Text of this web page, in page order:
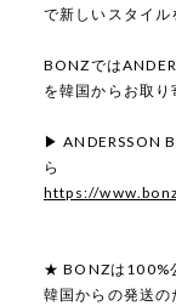
で新しいスタイル
BONZでは
を韓国からお取り
▶ ANDERSSON
ら
https://
★ BONZは100%
韓国からの発送の